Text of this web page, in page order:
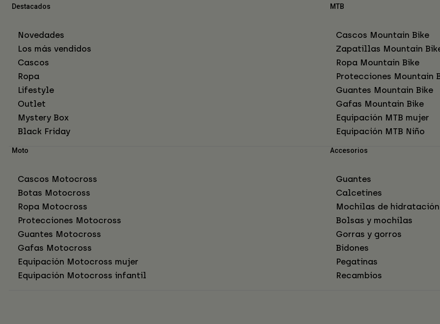
Destacados
Novedades
Los más vendidos
Cascos
Ropa
Lifestyle
Outlet
Mystery Box
Black Friday
MTB
Cascos Mountain Bike
Zapatillas Mountain
Ropa Mountain Bike
Protecciones Mountain
Guantes Mountain Bike
Gafas Mountain Bike
Equipación MTB mujer
Equipación MTB Niño
Moto
Cascos Motocross
Botas Motocross
Ropa Motocross
Protecciones Motocross
Guantes Motocross
Gafas Motocross
Equipación Motocross mujer
Equipación Motocross infantil
Accesorios
Guantes
Calcetines
Mochilas de hidratación
Bolsas y mochilas
Gorras y gorros
Bidones
Pegatinas
Recambios